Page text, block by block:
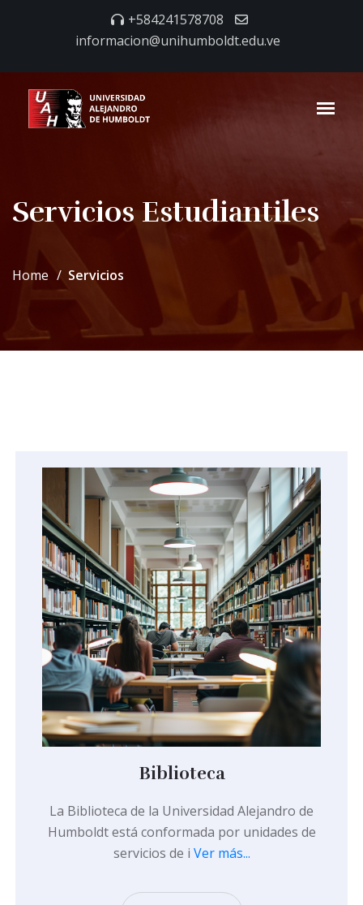
+584241578708
informacion@unihumboldt.edu.ve
Servicios Estudiantiles
Home Servicios
Biblioteca
La Biblioteca de la Universidad Alejandro de
Humboldt está conformada por unidades de
servicios de i Ver más...